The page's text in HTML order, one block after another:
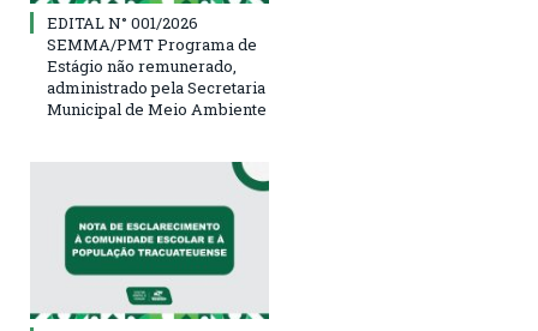
EDITAL N° 001/2026
SEMMA/PMT Programa de
Estágio não remunerado,
administrado pela Secretaria
Municipal de Meio Ambiente